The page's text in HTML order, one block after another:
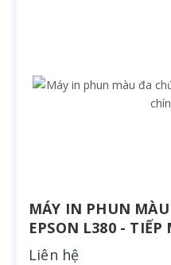
MÁY IN PHUN
EPSON L380 -
Liên hệ